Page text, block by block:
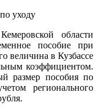
уходу
области
пособие при
величина в Кузбассе
коэффициентом.
размер пособия по
регионального